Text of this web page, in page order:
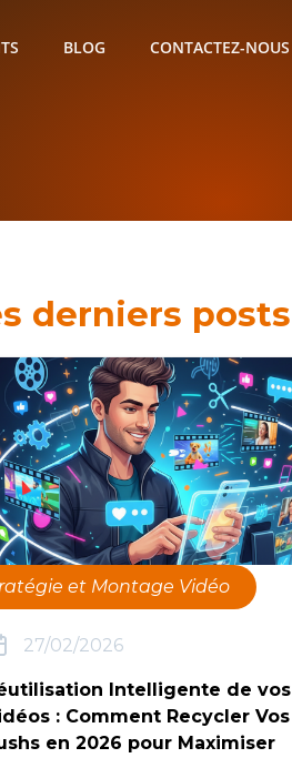
BLOG CONTACTEZ-NOUS
derniers posts
et Montage Vidéo
27/02/2026
Intelligente de vos
: Comment Recycler Vos
en 2026 pour Maximiser